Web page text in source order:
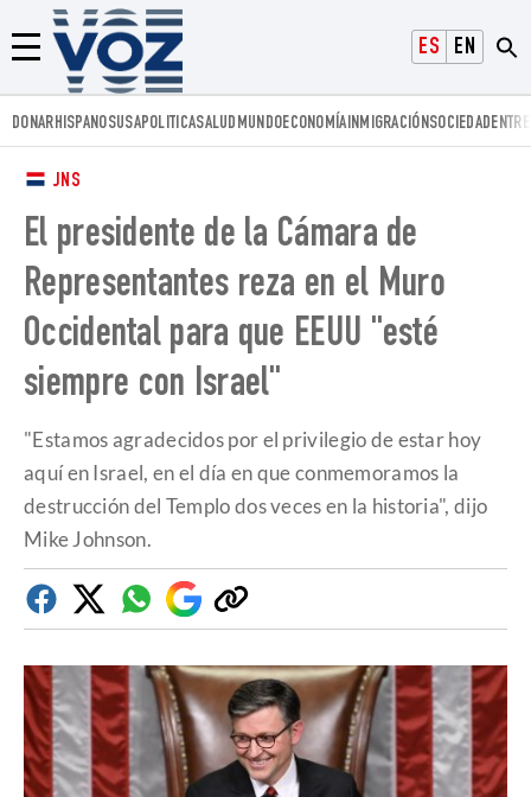
ESPAÑOLENGLISH
Menú
Voz.us
DONARHISPANOSUSAPOLITICASALUD MUNDOECONOMÍAINMIGRACIÓNSOCIEDAD
JNS
El presidente de la Cámara de
Representantes reza en el Muro
Occidental para que EEUU "esté
siempre con Israel"
"Estamos agradecidos por el privilegio de estar hoy
aquí en Israel, en el día en que conmemoramos la
destrucción del Templo dos veces en la historia", dijo
Mike Johnson.
FacebookTwitterWhatsapp
Google
Discover
Copiar
enlace